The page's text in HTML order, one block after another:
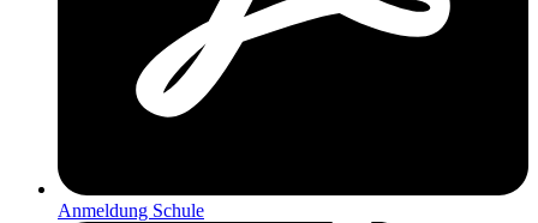
Anmeldung Schule